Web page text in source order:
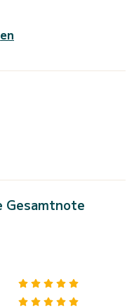
Gesamtnote